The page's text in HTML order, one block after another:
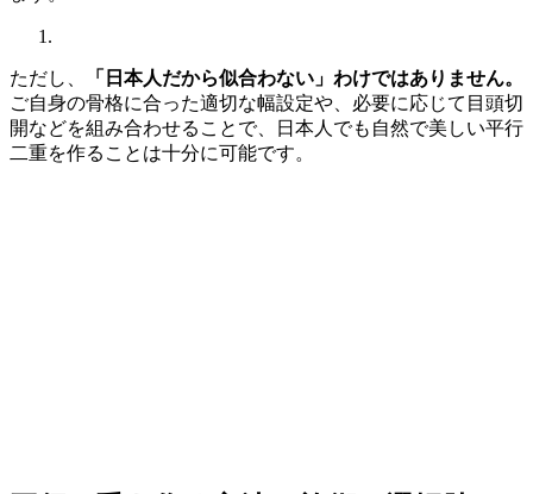
ただし、
「日本人だから似合わない」わけではありません。
ご自身の骨格に合った適切な幅設定や、必要に応じて目頭切
開などを組み合わせることで、日本人でも自然で美しい平行
二重を作ることは十分に可能です。